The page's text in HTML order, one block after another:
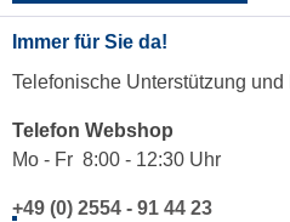
Immer für Sie da!
Telefonische Unterstützung und
Telefon Webshop
Mo - Fr 8:00 - 12:30 Uhr
+49 (0) 2554 - 91 44 23